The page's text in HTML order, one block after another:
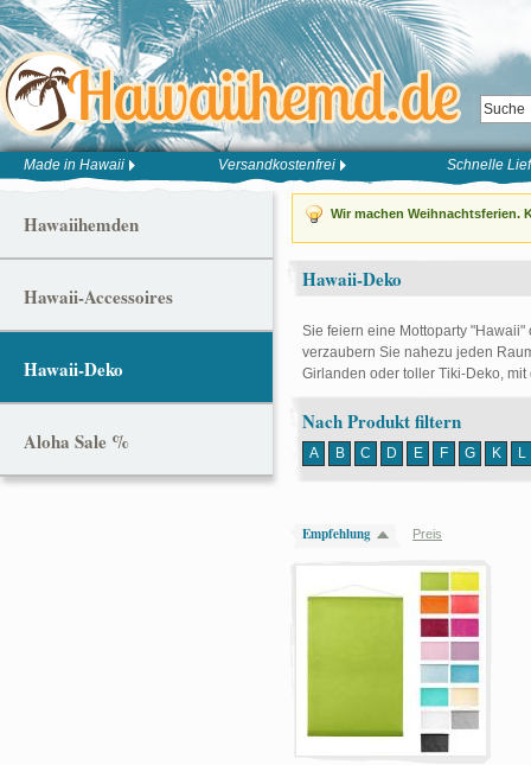
Made in Hawaii Versandkostenfrei Schnelle
Wir machen Weihnachtsferien.
Hawaii-Deko
Sie feiern eine Mottoparty
verzaubern Sie nahezu jeden
Girlanden oder toller Tiki-Deko,
Nach Produkt filtern
A B C D E F G K L
Empfehlung Preis
Hawaiihemden
Hawaii-Accessoires
Hawaii-Deko
Aloha Sale %